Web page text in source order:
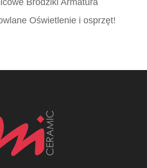
Oświetlenie i osprzęt!